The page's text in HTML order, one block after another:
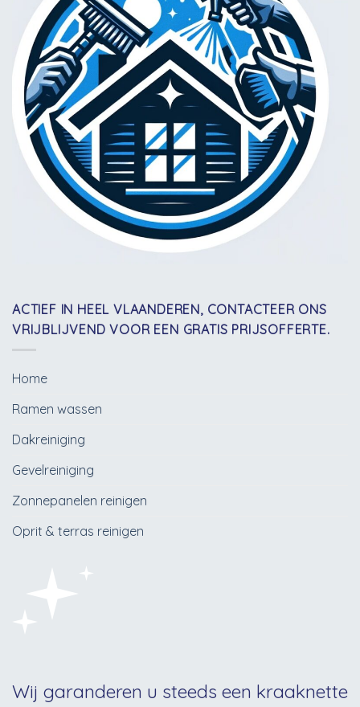
ACTIEF IN HEEL VLAANDEREN, CONTACTEER ONS
VRIJBLIJVEND VOOR EEN GRATIS PRIJSOFFERTE.
Home
Ramen wassen
Dakreiniging
Gevelreiniging
Zonnepanelen reinigen
Oprit & terras reinigen
Wij garanderen u steeds een kraaknette